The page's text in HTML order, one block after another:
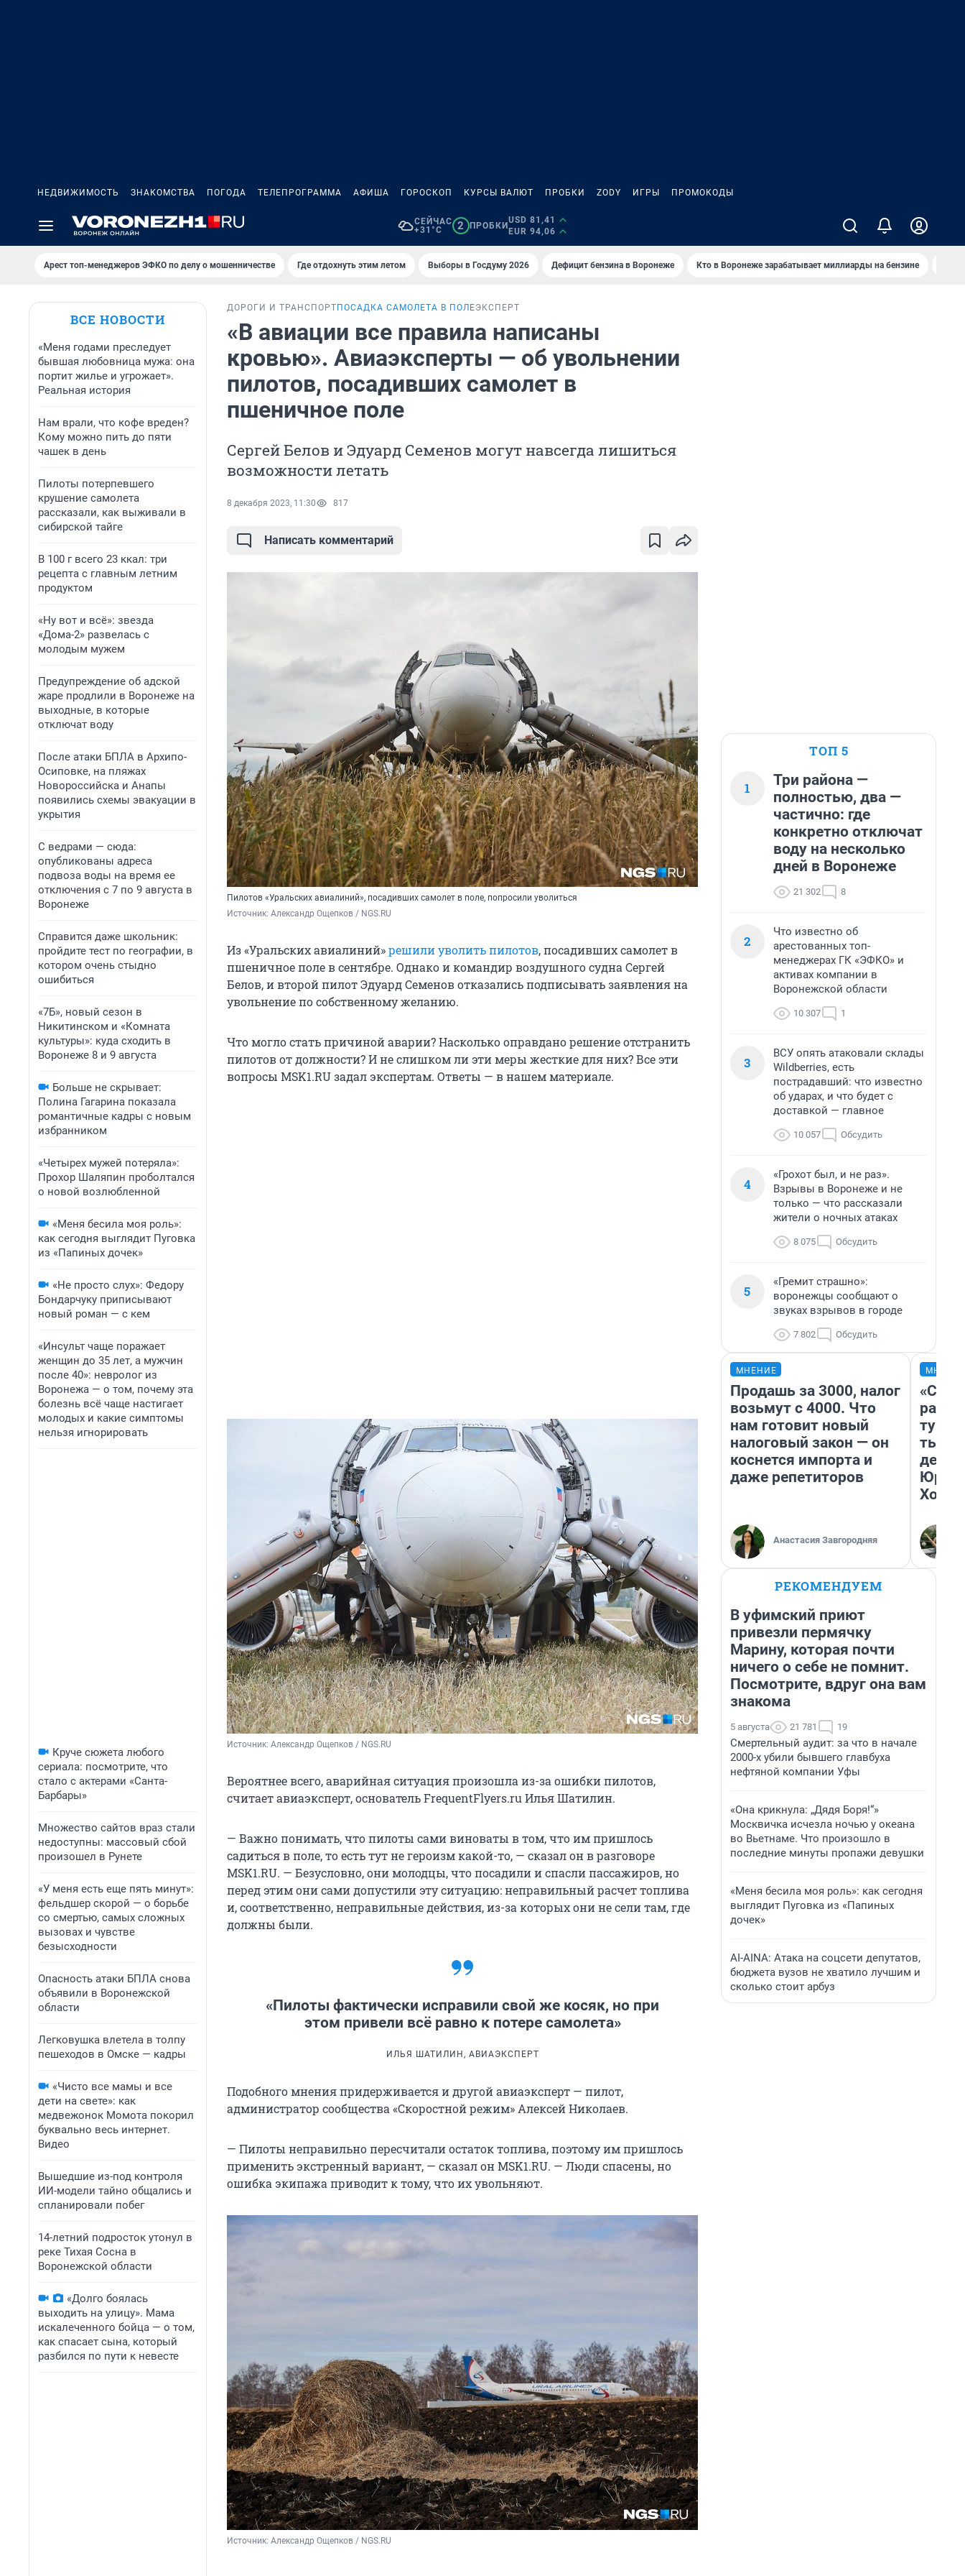
НЕДВИЖИМОСТЬ ЗНАКОМСТВА ПОГОДА ТЕЛЕПРОГРАММА АФИША ГОРОСКОП КУРСЫ ВАЛЮТ ПРОБКИ ZODY ИГРЫ ПРОМОКОДЫ
СЕЙЧАС
+31°C
2 ПРОБКИ
USD 81,41
EUR 94,06
Арест топ-менеджеров ЭФКО по делу о мошенничестве Где отдохнуть этим летом Выборы в Госдуму 2026 Дефицит бензина в Воронеже Кто в Воронеже зарабатывает миллиарды на бензине
ВСЕ НОВОСТИ
«Меня годами преследует
бывшая любовница мужа: она
портит жилье и угрожает».
Реальная история
Нам врали, что кофе вреден?
Кому можно пить до пяти
чашек в день
Пилоты потерпевшего
крушение самолета
рассказали, как выживали в
сибирской тайге
В 100 г всего 23 ккал: три
рецепта с главным летним
продуктом
«Ну вот и всё»: звезда
«Дома-2» развелась с
молодым мужем
Предупреждение об адской
жаре продлили в Воронеже на
выходные, в которые
отключат воду
После атаки БПЛА в Архипо-
Осиповке, на пляжах
Новороссийска и Анапы
появились схемы эвакуации в
укрытия
С ведрами — сюда:
опубликованы адреса
подвоза воды на время ее
отключения с 7 по 9 августа в
Воронеже
Справится даже школьник:
пройдите тест по географии, в
котором очень стыдно
ошибиться
«7Б», новый сезон в
Никитинском и «Комната
культуры»: куда сходить в
Воронеже 8 и 9 августа
Больше не скрывает:
Полина Гагарина показала
романтичные кадры с новым
избранником
«Четырех мужей потеряла»:
Прохор Шаляпин проболтался
о новой возлюбленной
«Меня бесила моя роль»:
как сегодня выглядит Пуговка
из «Папиных дочек»
«Не просто слух»: Федору
Бондарчуку приписывают
новый роман — с кем
«Инсульт чаще поражает
женщин до 35 лет, а мужчин
после 40»: невролог из
Воронежа — о том, почему эта
болезнь всё чаще настигает
молодых и какие симптомы
нельзя игнорировать
Круче сюжета любого
сериала: посмотрите, что
стало с актерами «Санта-
Барбары»
Множество сайтов враз стали
недоступны: массовый сбой
произошел в Рунете
«У меня есть еще пять минут»:
фельдшер скорой — о борьбе
со смертью, самых сложных
вызовах и чувстве
безысходности
Опасность атаки БПЛА снова
объявили в Воронежской
области
Легковушка влетела в толпу
пешеходов в Омске — кадры
«Чисто все мамы и все
дети на свете»: как
медвежонок Момота покорил
буквально весь интернет.
Видео
Вышедшие из-под контроля
ИИ-модели тайно общались и
спланировали побег
14-летний подросток утонул в
реке Тихая Сосна в
Воронежской области
«Долго боялась
выходить на улицу». Мама
искалеченного бойца — о том,
как спасает сына, который
разбился по пути к невесте
ДОРОГИ И ТРАНСПОРТ ПОСАДКА САМОЛЕТА В ПОЛЕЭКСПЕРТ
«В авиации все правила написаны
кровью». Авиаэксперты — об увольнении
пилотов, посадивших самолет в
пшеничное поле
Сергей Белов и Эдуард Семенов могут навсегда лишиться
возможности летать
8 декабря 2023, 11:30 817
Написать комментарий
Пилотов «Уральских авиалиний», посадивших самолет в поле, попросили уволиться
Источник: Александр Ощепков / NGS.RU
Из «Уральских авиалиний»решили уволить пилотов, посадивших самолет в
пшеничное поле в сентябре. Однако и командир воздушного судна Сергей
Белов, и второй пилот Эдуард Семенов отказались подписывать заявления на
увольнение по собственному желанию.
Что могло стать причиной аварии? Насколько оправдано решение отстранить
пилотов от должности? И не слишком ли эти меры жесткие для них? Все эти
вопросы MSK1.RU задал экспертам. Ответы — в нашем материале.
Источник: Александр Ощепков / NGS.RU
Вероятнее всего, аварийная ситуация произошла из-за ошибки пилотов,
считает авиаэксперт, основатель FrequentFlyers.ru Илья Шатилин.
— Важно понимать, что пилоты сами виноваты в том, что им пришлось
садиться в поле, то есть тут не героизм какой-то, — сказал он в разговоре
MSK1.RU. — Безусловно, они молодцы, что посадили и спасли пассажиров, но
перед этим они сами допустили эту ситуацию: неправильный расчет топлива
и, соответственно, неправильные действия, из-за которых они не сели там, где
должны были.
«Пилоты фактически исправили свой же косяк, но при
этом привели всё равно к потере самолета»
ИЛЬЯ ШАТИЛИН, АВИАЭКСПЕРТ
Подобного мнения придерживается и другой авиаэксперт — пилот,
администратор сообщества «Скоростной режим» Алексей Николаев.
— Пилоты неправильно пересчитали остаток топлива, поэтому им пришлось
применить экстренный вариант, — сказал он MSK1.RU. — Люди спасены, но
ошибка экипажа приводит к тому, что их увольняют.
Источник: Александр Ощепков / NGS.RU
ТОП 5
1
Три района —
полностью, два —
частично: где
конкретно отключат
воду на несколько
дней в Воронеже
21 302 8
2
Что известно об
арестованных топ-
менеджерах ГК «ЭФКО» и
активах компании в
Воронежской области
10 307 1
3
ВСУ опять атаковали склады
Wildberries, есть
пострадавший: что известно
об ударах, и что будет с
доставкой — главное
10 057 Обсудить
4
«Грохот был, и не раз».
Взрывы в Воронеже и не
только — что рассказали
жители о ночных атаках
8 075 Обсудить
5
«Гремит страшно»:
воронежцы сообщают о
звуках взрывов в городе
7 802 Обсудить
МНЕНИЕ
Продашь за 3000, налог
возьмут с 4000. Что
нам готовит новый
налоговый закон — он
коснется импорта и
даже репетиторов
Анастасия Завгородняя
день
РЕКОМЕНДУЕМ
В уфимский приют
привезли пермячку
Марину, которая почти
ничего о себе не помнит.
Посмотрите, вдруг она вам
знакома
5 августа 21 781 19
Смертельный аудит: за что в начале
2000-х убили бывшего главбуха
нефтяной компании Уфы
«Она крикнула: „Дядя Боря!“»
Москвичка исчезла ночью у океана
во Вьетнаме. Что произошло в
последние минуты пропажи девушки
«Меня бесила моя роль»: как сегодня
выглядит Пуговка из «Папиных
дочек»
AI-AINA: Атака на соцсети депутатов,
бюджета вузов не хватило лучшим и
сколько стоит арбуз